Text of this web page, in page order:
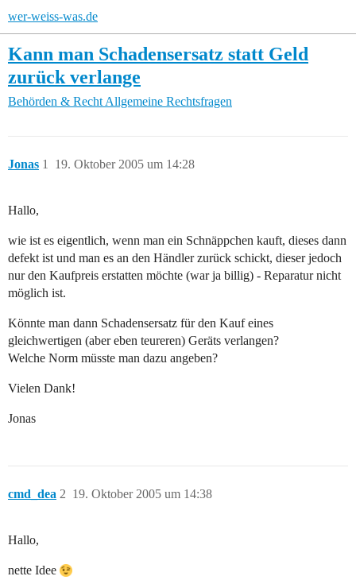
wer-weiss-was.de
Kann man Schadensersatz statt Geld
zurück verlange
Behörden & Recht Allgemeine Rechtsfragen
Jonas 19. Oktober 2005 um 14:28
1
Hallo,
wie ist es eigentlich, wenn man ein Schnäppchen kauft, dieses dann
defekt ist und man es an den Händler zurück schickt, dieser jedoch
nur den Kaufpreis erstatten möchte (war ja billig) - Reparatur nicht
möglich ist.
Könnte man dann Schadensersatz für den Kauf eines
gleichwertigen (aber eben teureren) Geräts verlangen?
Welche Norm müsste man dazu angeben?
Vielen Dank!
Jonas
cmd_dea 19. Oktober 2005 um 14:38
2
Hallo,
nette Idee